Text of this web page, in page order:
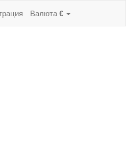
Валюта €